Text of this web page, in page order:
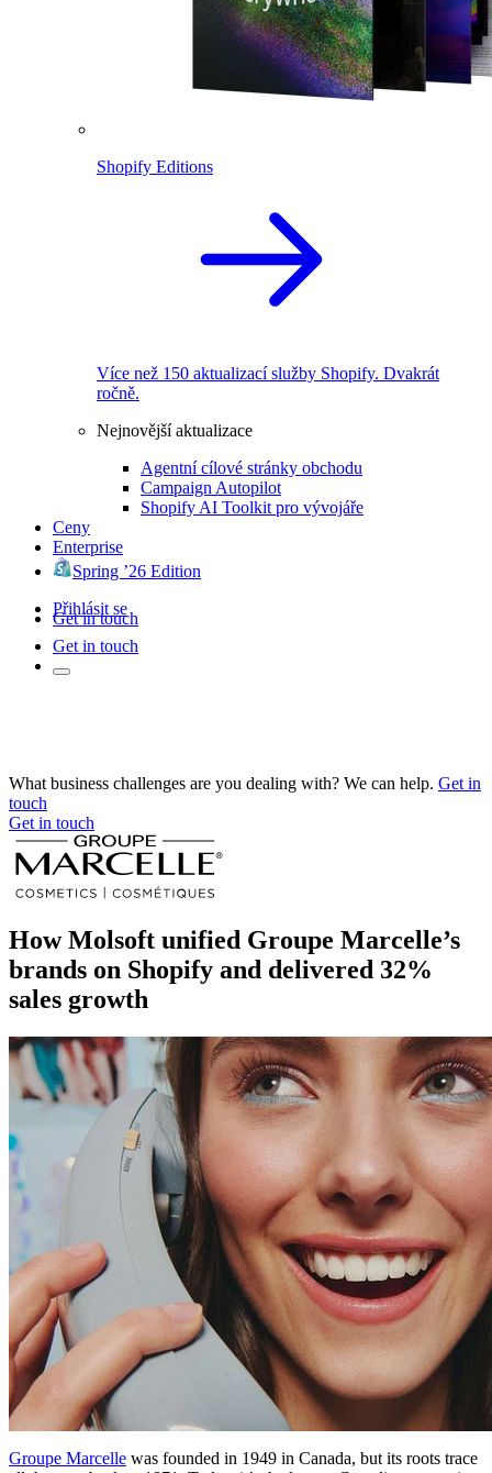
Shopify Editions
Více než 150 aktualizací služby Shopify. Dvakrát
ročně.
Nejnovější aktualizace
Agentní cílové stránky obchodu
Campaign Autopilot
Shopify AI Toolkit pro vývojáře
Ceny
Enterprise
Spring ’26 Edition
Přihlásit se
Get in touch
Get in touch
What business challenges are you dealing with? We can help. Get in
touch
Get in touch
How Molsoft unified Groupe Marcelle’s
brands on Shopify and delivered 32%
sales growth
Groupe Marcelle was founded in 1949 in Canada, but its roots trace